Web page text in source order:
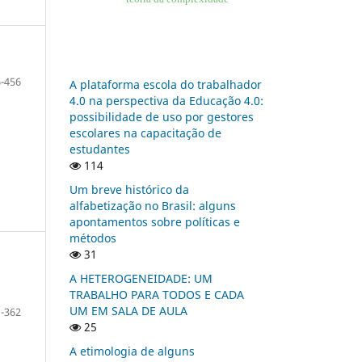
456
362
A plataforma escola do trabalhador
4.0 na perspectiva da Educação 4.0:
possibilidade de uso por gestores
escolares na capacitação de
estudantes
114
Um breve histórico da
alfabetização no Brasil: alguns
apontamentos sobre políticas e
métodos
31
A HETEROGENEIDADE: UM
TRABALHO PARA TODOS E CADA
UM EM SALA DE AULA
25
A etimologia de alguns